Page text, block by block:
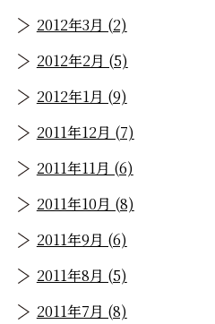
2012年3月 (2)
2012年2月 (5)
2012年1月 (9)
2011年12月 (7)
2011年11月 (6)
2011年10月 (8)
2011年9月 (6)
2011年8月 (5)
2011年7月 (8)